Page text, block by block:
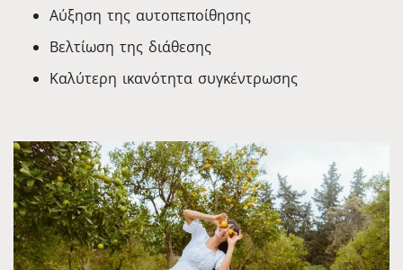
Αύξηση της αυτοπεποίθησης
Βελτίωση της διάθεσης
Καλύτερη ικανότητα συγκέντρωσης